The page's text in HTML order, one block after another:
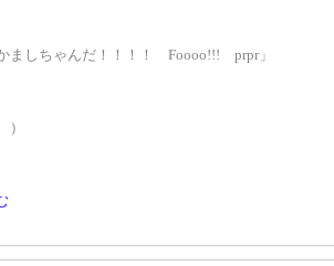
ましちゃんだ！！！！ Foooo!!! prpr」